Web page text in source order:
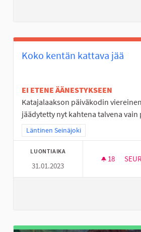
Koko kentän kattava jää
EI ETENE ÄÄNESTYKSEEN
Katajalaakson päiväkodin
jäädytetty nyt kahtena talvena
Rajaa tulokset teeman mukaan:
Läntinen Seinäjoki
LUONTIAIKA
31.01.2023
18 18